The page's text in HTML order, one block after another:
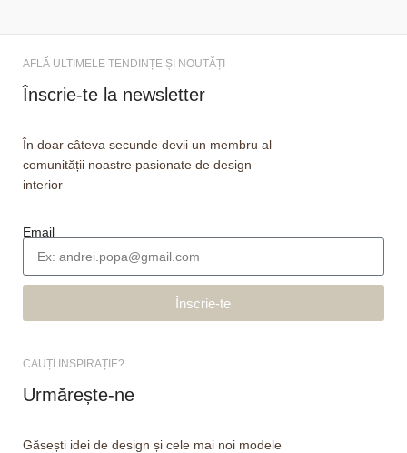
AFLĂ ULTIMELE TENDINȚE ȘI NOUTĂȚI
Înscrie-te la newsletter
În doar câteva secunde devii un membru al
comunității noastre pasionate de design
interior
Email
Înscrie-te
CAUȚI INSPIRAȚIE?
Urmărește-ne
Găsești idei de design și cele mai noi modele